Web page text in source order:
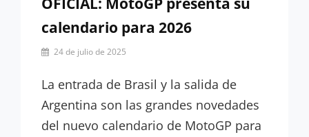
calendario para 2026
Por
Serrano
24 de julio de 2025
La entrada de Brasil y la salida de
Argentina son las grandes novedades
del nuevo calendario de MotoGP para